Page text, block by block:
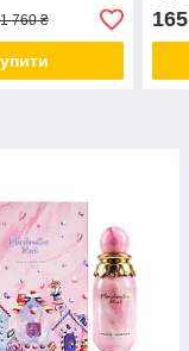
1 760 ₴ 165